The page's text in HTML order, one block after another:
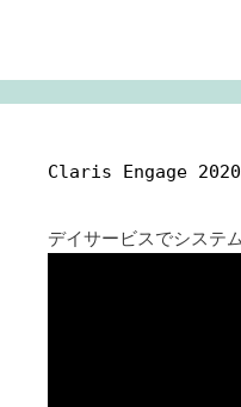
Claris Engage 2020
デイサービスでシステ